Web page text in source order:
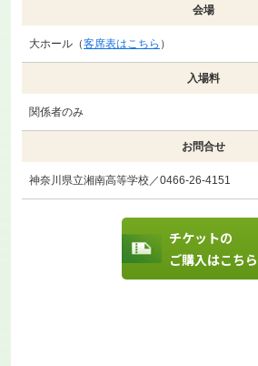
チケットの
ご購入はこちら
会場
大ホール（客席表はこちら ）
入場料
関係者のみ
お問合せ
神奈川県立湘南高等学校／0466-26-4151